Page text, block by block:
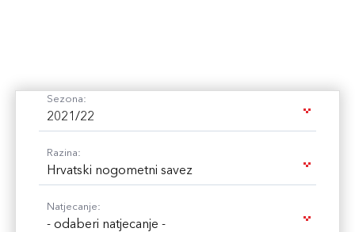
Sezona:
2021/22
Razina:
Hrvatski nogometni savez
Natjecanje:
- odaberi natjecanje -